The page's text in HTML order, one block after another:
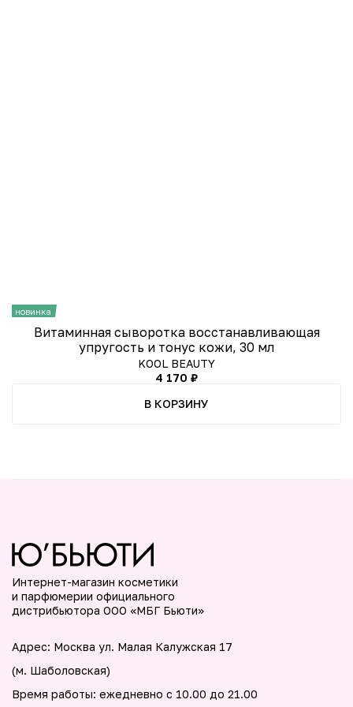
новинка
Витаминная сыворотка восстанавливающая
упругость и тонус кожи, 30 мл
KOOL BEAUTY
4 170 ₽
В КОРЗИНУ
Интернет-магазин косметики
и парфюмерии официального
дистрибьютора ООО «МБГ Бьюти»
Адрес: Москва ул. Малая Калужская 17
(м. Шаболовская)
Время работы: ежедневно с 10.00 до 21.00